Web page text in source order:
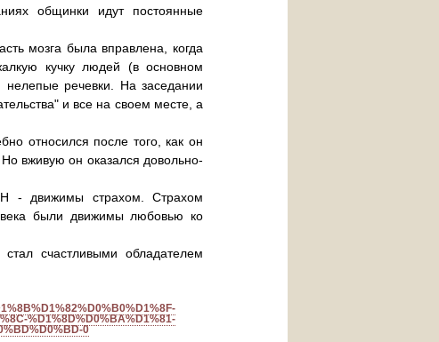
общинки идут постоянные
мозга была вправлена, когда
кучку людей (в основном
речевки. На заседании
и все на своем месте, а
относился после того, как он
вживую он оказался довольно-
- движимы страхом. Страхом
были движимы любовью ко
счастливыми обладателем
%D1%8D%D0%BA%D1%81-
0